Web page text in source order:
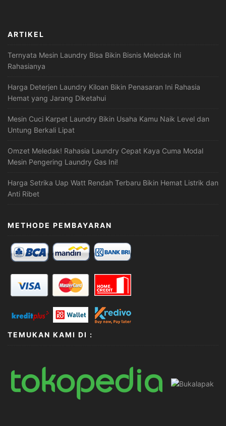
ARTIKEL
Ternyata Mesin Laundry Bisa Bikin Bisnis Meledak Ini
Rahasianya
Harga Deterjen Laundry Kiloan Bikin Penasaran Ini Rahasia
Hemat yang Jarang Diketahui
Mesin Cuci Karpet Laundry Bikin Usaha Kamu Naik Level dan
Untung Berkali Lipat
Omzet Meledak! Rahasia Laundry Cepat Kaya Cuma Modal
Mesin Pengering Laundry Gas Ini!
Harga Setrika Uap Watt Rendah Terbaru Bikin Hemat Listrik dan
Anti Ribet
METHODE PEMBAYARAN
TEMUKAN KAMI DI :